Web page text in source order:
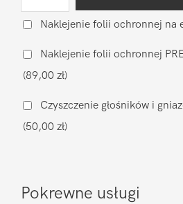
klapki
Apple
iPhone
15
Pro
Naklejenie folii ochronnej na
Naklejenie folii ochronnej
(89,00 zł)
Czyszczenie głośników i
(50,00 zł)
Pokrewne usługi